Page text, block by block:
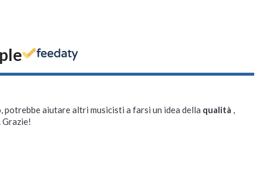
aiutare altri musicisti a farsi un idea della qualità ,